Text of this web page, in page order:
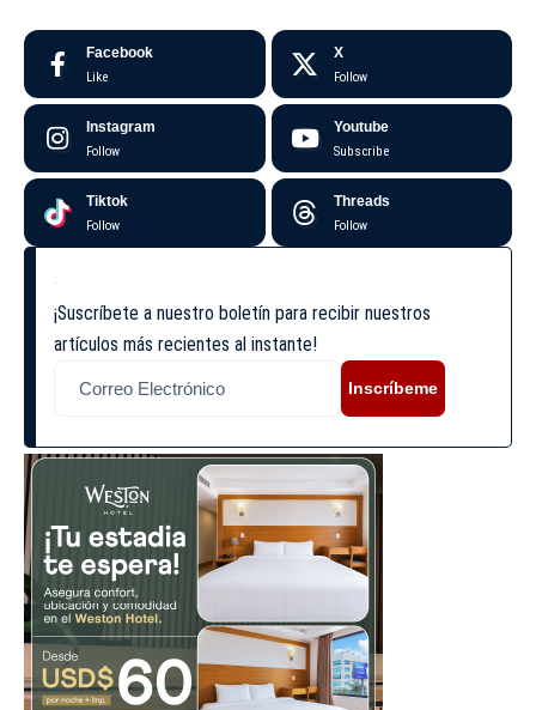
Facebook
Like
X
Follow
Instagram
Follow
Youtube
Subscribe
Tiktok
Follow
Threads
Follow
¡Suscríbete a nuestro boletín para recibir nuestros
artículos más recientes al instante!
Inscríbeme